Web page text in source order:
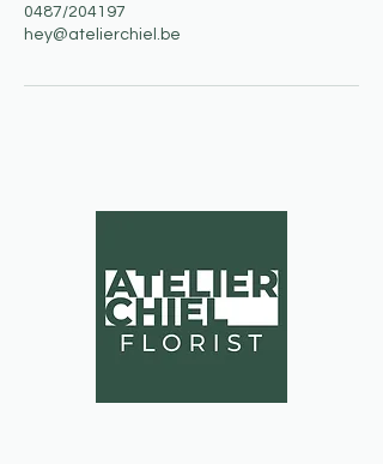
0487/204197
hey@atelierchiel.be